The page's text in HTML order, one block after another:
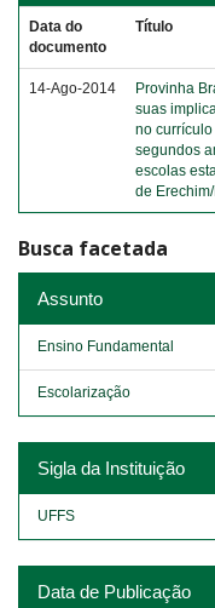
Data do
documento
Título
14-Ago-2014
Provinha
suas
no
segundos
escolas
de
Busca facetada
Assunto
Ensino Fundamental
Escolarização
Sigla da Instituição
UFFS
Data de Publicação